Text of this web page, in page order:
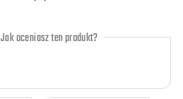
Jak oceniasz ten produkt?